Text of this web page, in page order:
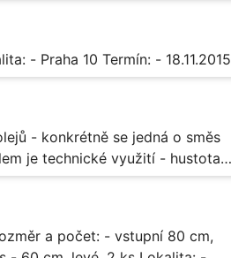
Sorban draselný Popis: - do moštu Množství: - 500 kg Lokalita: - Praha 10 Termín: - 18.11.2015
je technické využití - hustota